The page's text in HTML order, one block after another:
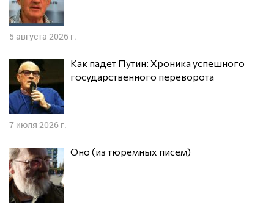
5 августа 2026 г.
Как падет Путин: Хроника успешного
государственного переворота
7 июля 2026 г.
Оно (из тюремных писем)